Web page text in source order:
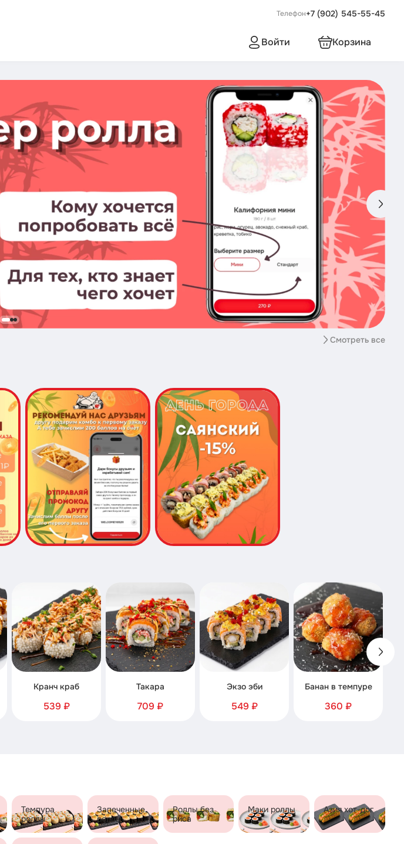
Телефон+7 (902) 545-55-45
Войти Корзина
Смотреть все
Кранч краб
539 ₽
Такара
709 ₽
Экзо эби
549 ₽
Банан в темпуре
360 ₽
Темпура
роллы
Запеченные
роллы
Роллы без
риса
Маки роллы Азия хот-дог